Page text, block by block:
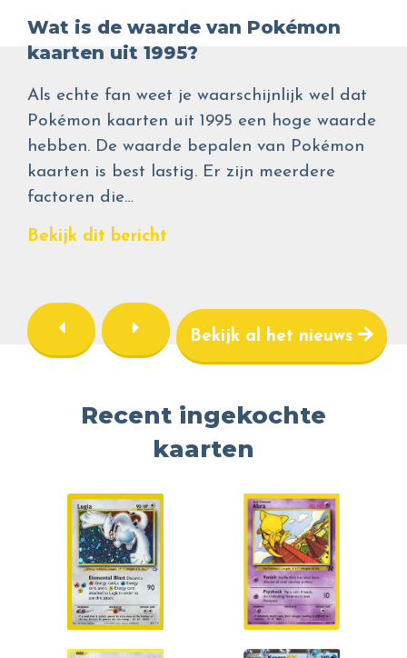
Wat is de waarde van Pokémon
kaarten uit 1995?
Als echte fan weet je waarschijnlijk wel dat
Pokémon kaarten uit 1995 een hoge waarde
hebben. De waarde bepalen van Pokémon
kaarten is best lastig. Er zijn meerdere
factoren die…
Bekijk dit bericht
Bekijk al het nieuws
Recent ingekochte
kaarten